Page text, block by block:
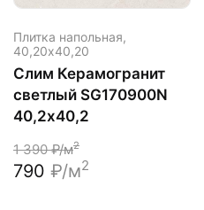
Плитка напольная,
40,20х40,20
Слим Керамогранит
светлый SG170900N
40,2х40,2
1 390₽/м2
790 ₽/м2